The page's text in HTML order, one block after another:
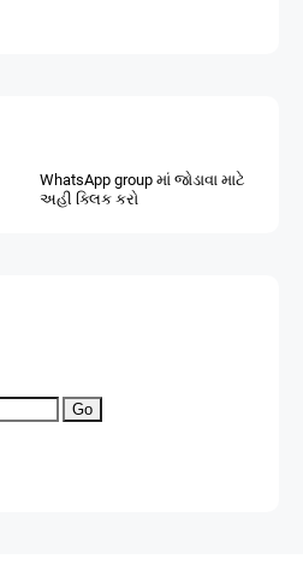
WhatsApp group માં જોડાવા માટે
અહી ક્લિક કરો
Go